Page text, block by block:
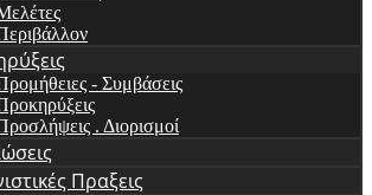
- Συμβάσεις
. Διορισμοί
Πραξεις